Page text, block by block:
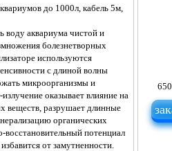
до 1000л, кабель 5м,
воду аквариума чистой и
болезнетворных
используются
с длиной волны
микроорганизмы и
оказывает влияние на
веществ, разрушает длинные
органических
потенциал
от замутненности.